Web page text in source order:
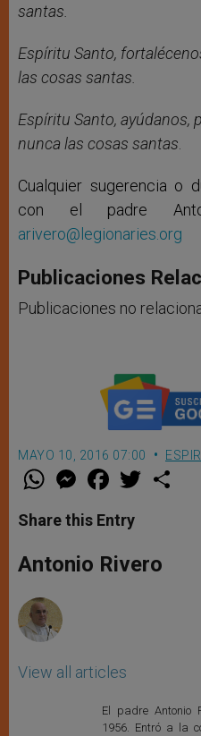
santas.
Espíritu Santo,
las cosas santas.
Espíritu Santo, ayúdanos,
nunca las cosas santas
Cualquier sugerencia o
con el padre
arivero@legionaries.org
Publicaciones
Publicaciones no
MAYO 10, 2016 07:00
W
t
s
p
p
M
e
s
e
g
e
F
a
e
b
o
k
w
r
Share this Entry
Antonio Rivero
View all articles
El padre Antonio
1956. Entró a la